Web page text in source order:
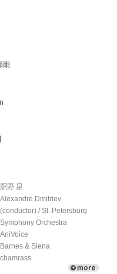
剛
舘野 泉
Alexandre Dmitriev
(conductor) / St. Petersburg
Symphony Orchestra
AniVoice
Barnes & Siena
chamrass